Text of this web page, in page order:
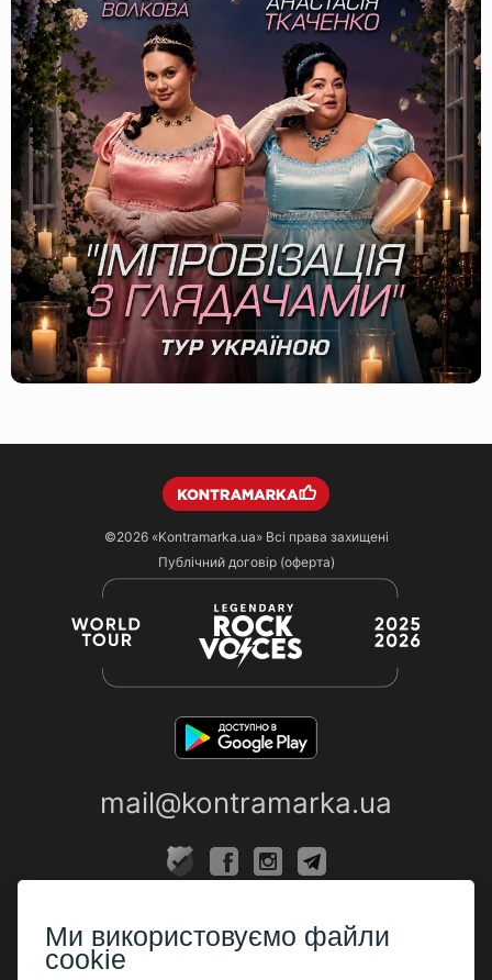
©2026 «Kontramarka.ua»Всі права захищені
Публічний договір (оферта)
mail@kontramarka.ua
Каси
Ми використовуємо файли
cookie